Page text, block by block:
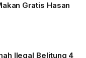
Gratis Hasan
Ilegal Belitung 4